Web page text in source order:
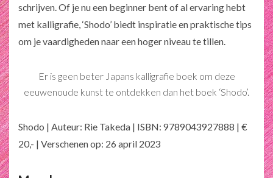
schrijven. Of je nu een beginner bent of al ervaring hebt
met kalligrafie, ‘Shodo’ biedt inspiratie en praktische tips
om je vaardigheden naar een hoger niveau te tillen.
Er is geen beter Japans kalligrafie boek om deze
eeuwenoude kunst te ontdekken dan het boek ‘Shodo’.
Shodo | Auteur: Rie Takeda | ISBN: 9789043927888 | €
20,- | Verschenen op: 26 april 2023